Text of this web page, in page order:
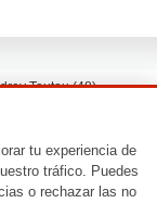
Tautou (48)
Edge (65)
Kendrick (41)
tu experiencia de
tráfico. Puedes
o rechazar las no